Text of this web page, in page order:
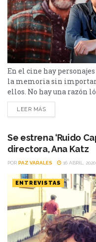
En el cine hay
la memoria sin importar
ellos. No hay una razón
historia, otras con la
incluso las
LEER MÁS
Se estrena ‘Ruido
directora, Ana Katz
POR PAZ VARALES 16 ABRIL, 2020
ENTREVISTAS